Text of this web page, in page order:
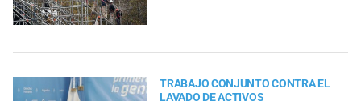
TRABAJO CONJUNTO CONTRA EL
LAVADO DE ACTIVOS